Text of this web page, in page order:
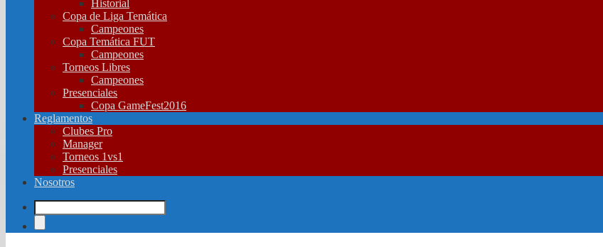
Historial
Copa de Liga Temática
Campeones
Copa Temática FUT
Campeones
Torneos Libres
Campeones
Presenciales
Copa GameFest2016
Reglamentos
Clubes Pro
Manager
Torneos 1vs1
Presenciales
Nosotros